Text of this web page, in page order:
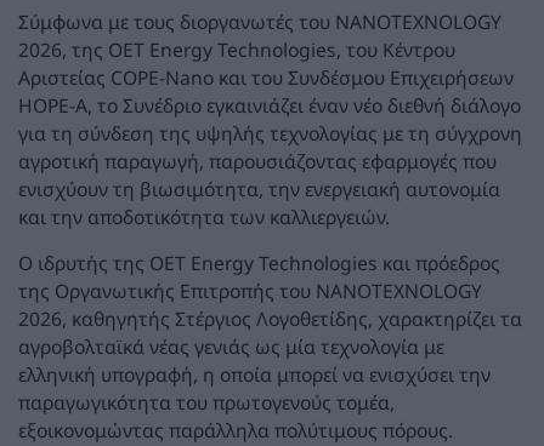
Σύμφωνα με τους διοργανωτές του NANOTEXNOLOGY
2026, της OET Energy Technologies, του Κέντρου
Αριστείας COPE-Nano και του Συνδέσμου Επιχειρήσεων
HOPE-A, το Συνέδριο εγκαινιάζει έναν νέο διεθνή διάλογο
για τη σύνδεση της υψηλής τεχνολογίας με τη σύγχρονη
αγροτική παραγωγή, παρουσιάζοντας εφαρμογές που
ενισχύουν τη βιωσιμότητα, την ενεργειακή αυτονομία
και την αποδοτικότητα των καλλιεργειών.
Ο ιδρυτής της OET Energy Technologies και πρόεδρος
της Οργανωτικής Επιτροπής του NANOTEXNOLOGY
2026, καθηγητής Στέργιος Λογοθετίδης, χαρακτηρίζει τα
αγροβολταϊκά νέας γενιάς ως μία τεχνολογία με
ελληνική υπογραφή, η οποία μπορεί να ενισχύσει την
παραγωγικότητα του πρωτογενούς τομέα,
εξοικονομώντας παράλληλα πολύτιμους πόρους.